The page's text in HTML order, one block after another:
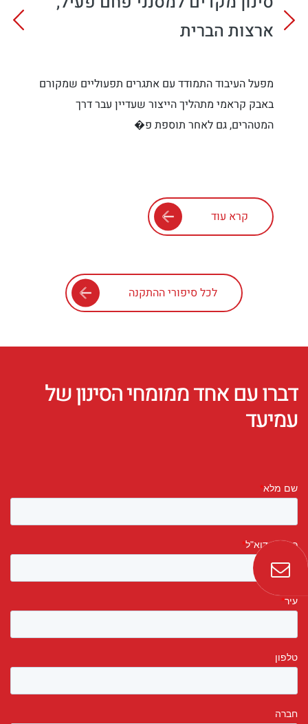
ארצות הברית
מפעל העיבוד התמודד עם אתגרים תפעוליים שמקורם
באבק קראמי מתהליך הייצור שעדיין עבר דרך
המטהרים, גם לאחר תוספת פ�
קרא עוד
לכל סיפורי ההתקנה
דברו עם אחד ממומחי הסינון של
עמיעד